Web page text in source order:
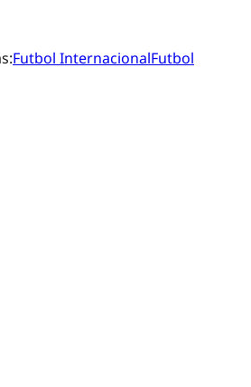
Futbol InternacionalFutbol